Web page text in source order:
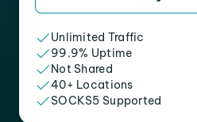
Unlimited Traffic
99.9% Uptime
Not Shared
40+ Locations
SOCKS5 Supported